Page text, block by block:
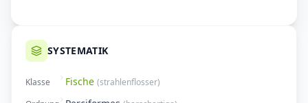
SYSTEMATIK
Klasse Fische (strahlenflosser)